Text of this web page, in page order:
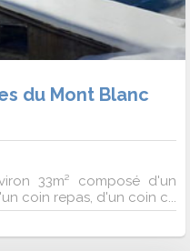
du Mont Blanc
33m² composé d'un
coin repas, d'un coin c...